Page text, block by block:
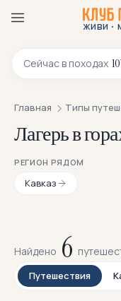
живи ·
Сейчас в походах
Главная Типы
Лагерь в
РЕГИОН РЯДОМ
Кавказ
Найдено 6
Путешествия